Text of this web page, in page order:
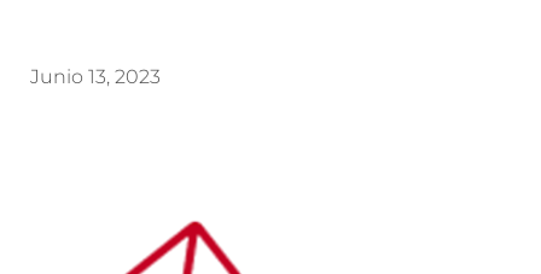
Junio 13, 2023